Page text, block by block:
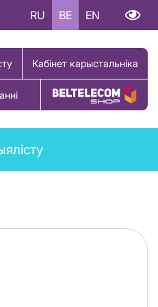
RU BE EN
Кабінет карыстальніка
Купіць тавар